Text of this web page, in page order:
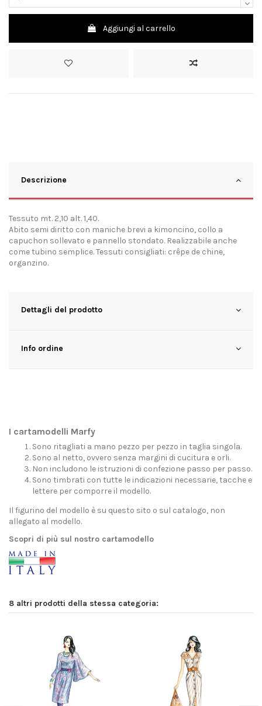
Aggiungi al carrello
Descrizione
Tessuto mt. 2,10 alt. 1,40.
Abito semi diritto con maniche brevi a kimoncino, collo a
capuchon sollevato e pannello stondato. Realizzabile anche
come tubino semplice. Tessuti consigliati: crêpe de chine,
organzino.
Dettagli del prodotto
Info ordine
I cartamodelli Marfy
Sono ritagliati a mano pezzo per pezzo in taglia singola.
Sono al netto, ovvero senza margini di cucitura e orli.
Non includono le istruzioni di confezione passo per passo.
Sono timbrati con tutte le indicazioni necessarie, tacche e
lettere per comporre il modello.
Il figurino del modello è su questo sito o sul catalogo, non
allegato al modello.
Scopri di più sul nostro cartamodello
8 altri prodotti della stessa categoria: